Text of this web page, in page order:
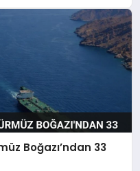
Boğazı’ndan 33